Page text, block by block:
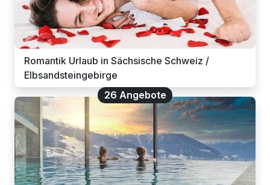
Romantik Urlaub in Sächsische Schweiz /
Elbsandsteingebirge
26 Angebote